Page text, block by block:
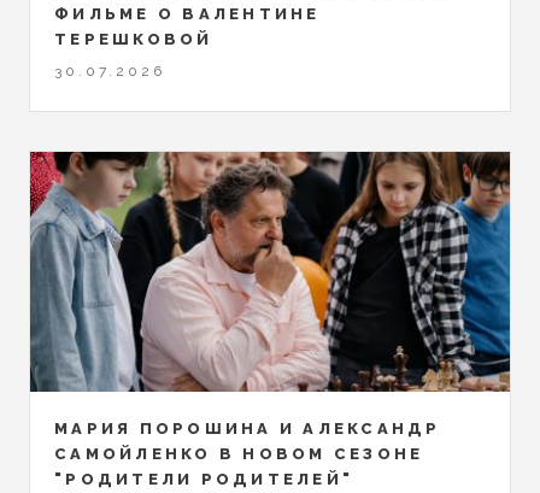
ФИЛЬМЕ О ВАЛЕНТИНЕ
ТЕРЕШКОВОЙ
30.07.2026
МАРИЯ ПОРОШИНА И АЛЕКСАНДР
САМОЙЛЕНКО В НОВОМ СЕЗОНЕ
"РОДИТЕЛИ РОДИТЕЛЕЙ"